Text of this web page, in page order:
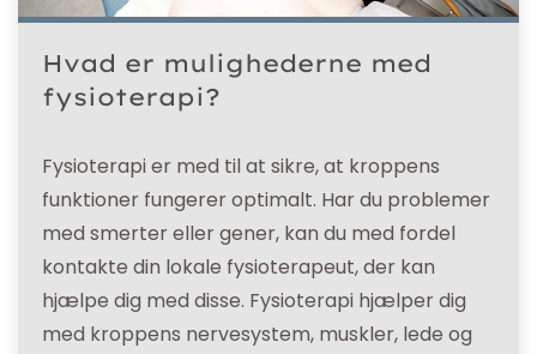
Hvad er mulighederne med
fysioterapi?
Fysioterapi er med til at sikre, at kroppens
funktioner fungerer optimalt. Har du problemer
med smerter eller gener, kan du med fordel
kontakte din lokale fysioterapeut, der kan
hjælpe dig med disse. Fysioterapi hjælper dig
med kroppens nervesystem, muskler, lede og